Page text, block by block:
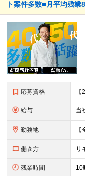
ト案件多数■月平均残業
応募資格
給与
勤務地
働き方 リ
残業時間 10